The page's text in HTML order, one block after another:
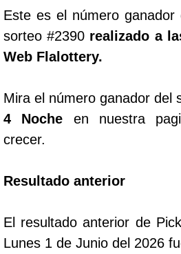
Este es el número
sorteo #2390 realizado a
Web Flalottery.
Mira el número ganador del
4 Noche en nuestra
crecer.
Resultado anterior
El resultado anterior de
Lunes 1 de Junio del 2026